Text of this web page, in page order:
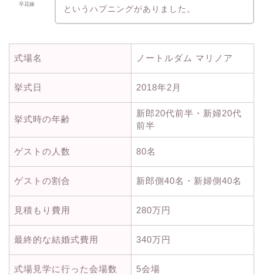
卒花嫁
というハプニングがありました。
式場名 ノートルダム マリノア
挙式日 2018年2月
挙式時の年齢
新郎20代前半・新婦20代
前半
ゲストの人数 80名
ゲストの割合 新郎側40名・新婦側40名
見積もり費用 280万円
最終的な結婚式費用 340万円
式場見学に行った会場数 5会場